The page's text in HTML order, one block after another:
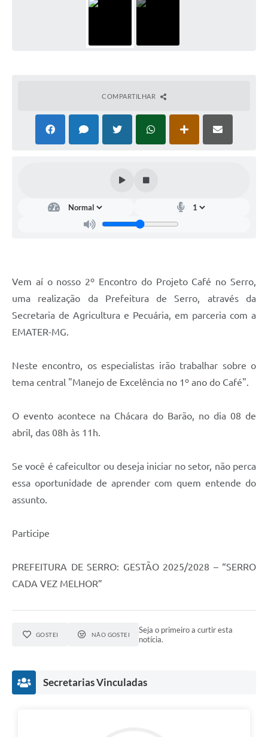
Chamamento Público
Covid -19 em Serro
Diário Oficial
Contratos, Convênios e Publicações MROSC
Ouvidoria Municipal
Contato
Listagem de Contribuintes Inscritos na Dívida Ativa do
Município
COMPARTILHAR
Vem aí o nosso 2º Encontro do Projeto Café no Serro,
uma realização da Prefeitura de Serro, através da
Secretaria de Agricultura e Pecuária, em parceria com a
EMATER-MG.
Neste encontro, os especialistas irão trabalhar sobre o
tema central "Manejo de Excelência no 1º ano do Café".
O evento acontece na Chácara do Barão, no dia 08 de
abril, das 08h às 11h.
Se você é cafeicultor ou deseja iniciar no setor, não perca
essa oportunidade de aprender com quem entende do
assunto.
Participe
PREFEITURA DE SERRO: GESTÃO 2025/2028 – “SERRO
CADA VEZ MELHOR”
GOSTEI NÃO GOSTEI
Seja o primeiro a curtir esta
notícia.
Secretarias Vinculadas